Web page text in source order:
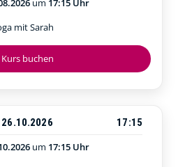
Kurs buchen
um 17:15 Uhr
mit Sarah
26.10.2026
17:15
um 17:15 Uhr